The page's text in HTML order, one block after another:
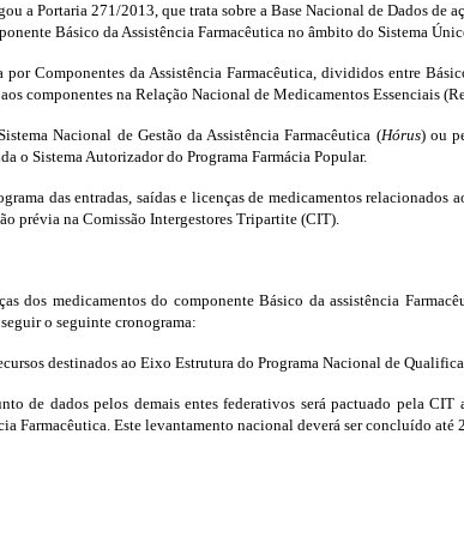
a Portaria 271/2013, que trata sobre a Base Nacional de Dados de
Básico da Assistência Farmacêutica no âmbito do Sistema
Componentes da Assistência Farmacêutica, divididos entre
componentes na Relação Nacional de Medicamentos Essenciais
Nacional de Gestão da Assistência Farmacêutica (Hórus) ou
o Sistema Autorizador do Programa Farmácia Popular.
das entradas, saídas e licenças de medicamentos
prévia na Comissão Intergestores Tripartite (CIT).
dos medicamentos do componente Básico da assistência
o seguinte cronograma:
destinados ao Eixo Estrutura do Programa Nacional de
de dados pelos demais entes federativos será pactuado pela
Farmacêutica. Este levantamento nacional deverá ser concluído